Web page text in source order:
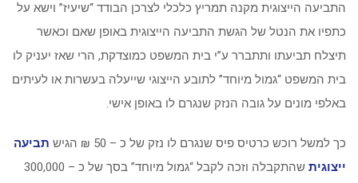
התביעה הייצוגית מקנה תמריץ כלכלי לצרכן הבודד “שיעיז” וישא על
כתפיו את הנטל של הגשת התביעה הייצוגית באופן שאם וכאשר
תיצלח תביעתו ותתברר ע”י בית המשפט כמוצדקת, הרי שאז יעניק לו
בית המשפט “גמול מיוחד” לתובע הייצוגי שייעלה בעשרות או לעיתים
באלפי מונים על גובה הנזק שנגרם לו באופן אישי.
כך למשל רוכש כרטיס פיס שנגרם לו נזק של כ – 50 ₪ הגיש
תביעה
ייצוגית
שהתקבלה וזכה לקבל “גמול מיוחד” בסך של כ – 300,000